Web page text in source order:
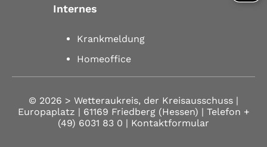
Internes
Krankmeldung
Homeoffice
© 2026 > Wetteraukreis, der Kreisausschuss |
Europaplatz | 61169 Friedberg (Hessen) | Telefon +
(49) 6031 83 0 | Kontaktformular